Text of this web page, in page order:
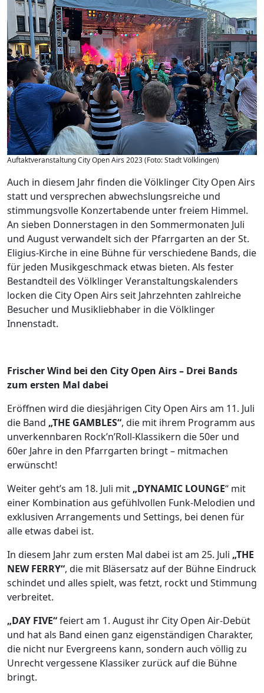
Auftaktveranstaltung City Open Airs 2023 (Foto: Stadt Völklingen)
Auch in diesem Jahr finden die Völklinger City Open Airs
statt und versprechen abwechslungsreiche und
stimmungsvolle Konzertabende unter freiem Himmel.
An sieben Donnerstagen in den Sommermonaten Juli
und August verwandelt sich der Pfarrgarten an der St.
Eligius-Kirche in eine Bühne für verschiedene Bands, die
für jeden Musikgeschmack etwas bieten. Als fester
Bestandteil des Völklinger Veranstaltungskalenders
locken die City Open Airs seit Jahrzehnten zahlreiche
Besucher und Musikliebhaber in die Völklinger
Innenstadt.
Frischer Wind bei den City Open Airs – Drei Bands
zum ersten Mal dabei
Eröffnen wird die diesjährigen City Open Airs am 11. Juli
die Band „THE GAMBLES“, die mit ihrem Programm aus
unverkennbaren Rock’n’Roll-Klassikern die 50er und
60er Jahre in den Pfarrgarten bringt – mitmachen
erwünscht!
Weiter geht’s am 18. Juli mit „DYNAMIC LOUNGE“ mit
einer Kombination aus gefühlvollen Funk-Melodien und
exklusiven Arrangements und Settings, bei denen für
alle etwas dabei ist.
In diesem Jahr zum ersten Mal dabei ist am 25. Juli „THE
NEW FERRY“, die mit Bläsersatz auf der Bühne Eindruck
schindet und alles spielt, was fetzt, rockt und Stimmung
verbreitet.
„DAY FIVE“feiert am 1. August ihr City Open Air-Debüt
und hat als Band einen ganz eigenständigen Charakter,
die nicht nur Evergreens kann, sondern auch völlig zu
Unrecht vergessene Klassiker zurück auf die Bühne
bringt.